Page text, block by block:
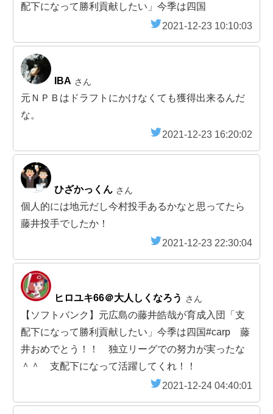
配下になって勝利貢献したい」今季は四国
2021-12-23 10:10:03
IBA さん
元ＮＰＢはドラフトにかけなくても獲得出来るんだ
な。
2021-12-23 16:20:02
ひざかっくん さん
個人的には地元だし今村投手あるかなと思ってたら
藤井投手でしたか！
2021-12-23 22:30:04
ヒロユキ66＠大人しくなろう さん
【ソフトバンク】元広島の藤井皓哉が育成入団「支
配下になって勝利貢献したい」今季は四国#carp 藤
井おめでとう！！ 独立リーグでの努力が実ったな
＾＾ 支配下になって活躍してくれ！！
2021-12-24 04:40:01